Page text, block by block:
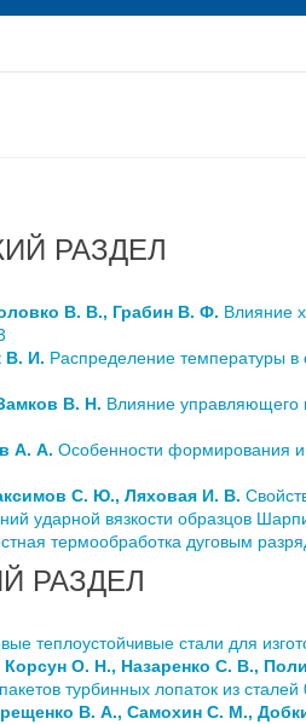
РАЗДЕЛ
В. В., Грабин B. Ф. Влияние
В. И. Распределение температуры в
В. Н. Влияние управляющего
А. А. Особенности формирования и
С. Ю., Ляховая И. В.
ударной вязкости образцов
термообработка дуговым
РАЗДЕЛ
теплоустойчивые стали для
О. Н., Назаренко C. В.,
пакетов турбинных лопаток из
В. А., Самохин С. М.,